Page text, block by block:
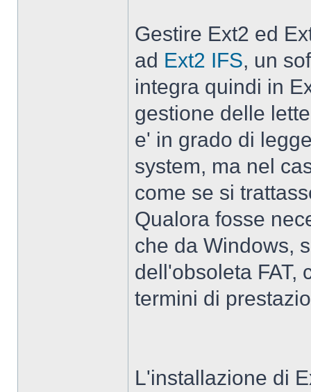
Gestire Ext2 ed
ad Ext2 IFS, un
integra quindi in
gestione delle
e' in grado di
system, ma nel
come se si
Qualora fosse
che da Windows,
dell'obsoleta FAT,
termini di
L'installazione di